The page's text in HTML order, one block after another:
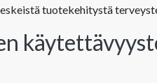
tuotekehitystä